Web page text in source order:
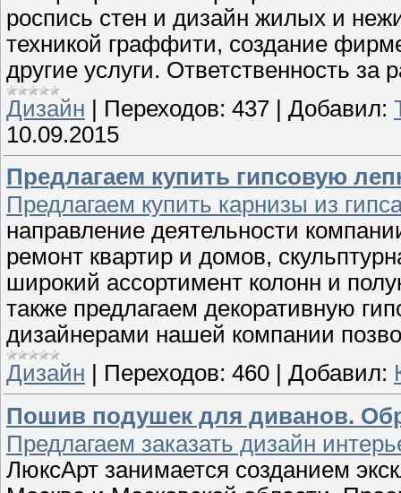
роспись стен и дизайн жилых и
техникой граффити, cоздание
другие услуги. Ответственность за
Дизайн | Переходов: 437 | Добавил:
10.09.2015
Предлагаем купить гипсовую
Предлагаем купить карнизы из
направление деятельности
ремонт квартир и домов,
широкий ассортимент колонн и
также предлагаем декоративную
дизайнерами нашей компании
Дизайн
Переходов: 460 Добавил:
Пошив подушек для диванов.
Предлагаем заказать дизайн
ЛюксАрт занимается созданием